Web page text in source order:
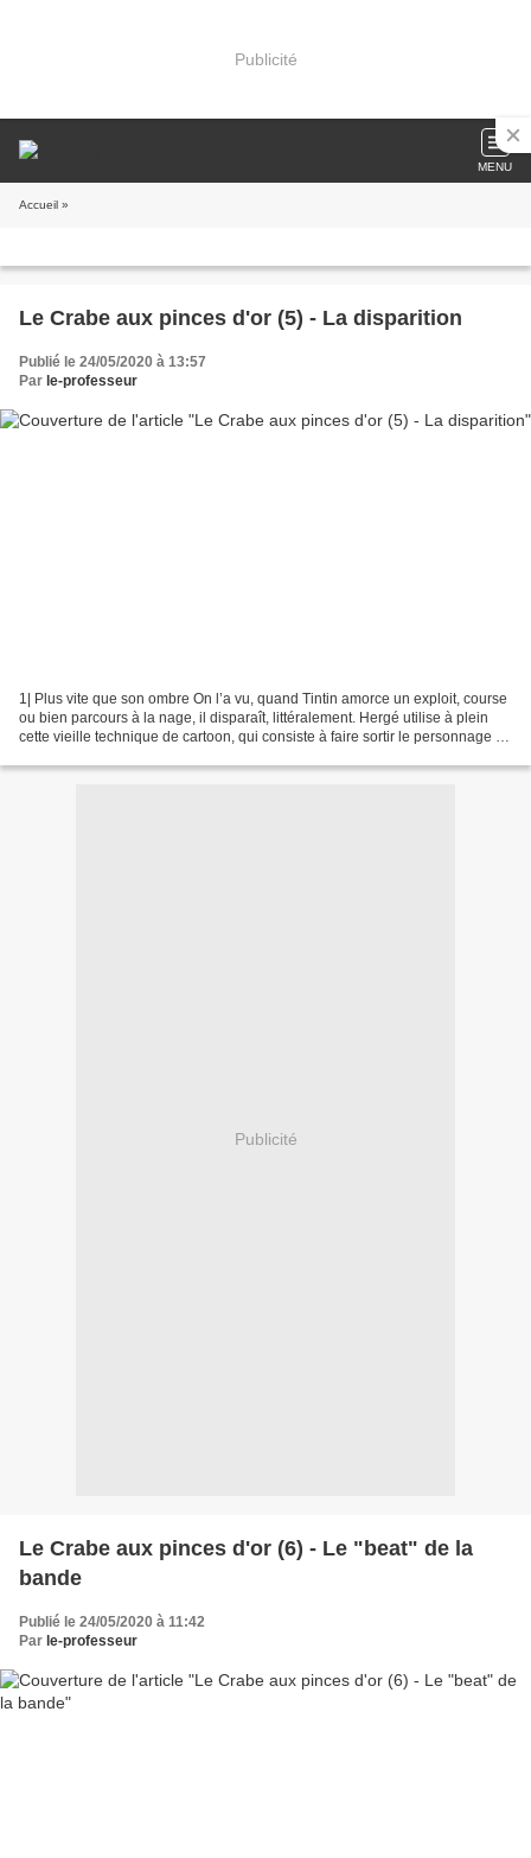
Publicité
MENU
Accueil »
Le Crabe aux pinces d'or (5) - La disparition
Publié le 24/05/2020 à 13:57
Par le-professeur
1| Plus vite que son ombre On l’a vu, quand Tintin amorce un exploit, course
ou bien parcours à la nage, il disparaît, littéralement. Hergé utilise à plein
cette vieille technique de cartoon, qui consiste à faire sortir le personnage de
Publicité
Le Crabe aux pinces d'or (6) - Le "beat" de la
bande
Publié le 24/05/2020 à 11:42
Par le-professeur